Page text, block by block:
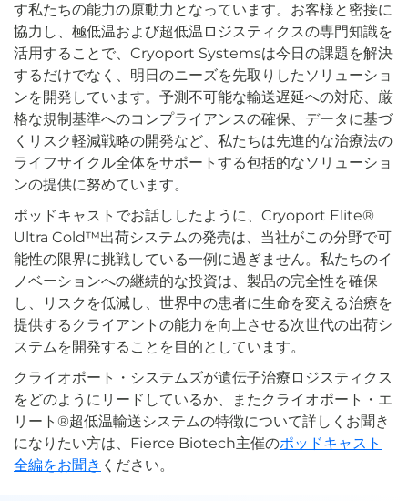
す私たちの能力の原動力となっています。お客様と密接に
協力し、極低温および超低温ロジスティクスの専門知識を
活用することで、Cryoport Systemsは今日の課題を解決
するだけでなく、明日のニーズを先取りしたソリューショ
ンを開発しています。予測不可能な輸送遅延への対応、厳
格な規制基準へのコンプライアンスの確保、データに基づ
くリスク軽減戦略の開発など、私たちは先進的な治療法の
ライフサイクル全体をサポートする包括的なソリューショ
ンの提供に努めています。
ポッドキャストでお話ししたように、Cryoport Elite®
Ultra Cold™出荷システムの発売は、当社がこの分野で可
能性の限界に挑戦している一例に過ぎません。私たちのイ
ノベーションへの継続的な投資は、製品の完全性を確保
し、リスクを低減し、世界中の患者に生命を変える治療を
提供するクライアントの能力を向上させる次世代の出荷シ
ステムを開発することを目的としています。
クライオポート・システムズが遺伝子治療ロジスティクス
をどのようにリードしているか、またクライオポート・エ
リート®超低温輸送システムの特徴について詳しくお聞き
になりたい方は、Fierce Biotech主催のポッドキャスト
全編をお聞き ください。